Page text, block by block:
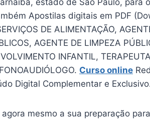
Apostilas digitais em PDF
DE ALIMENTAÇÃO,
AGENTE DE LIMPEZA
INFANTIL,
Curso online
Digital Complementar e
mesmo a sua preparação